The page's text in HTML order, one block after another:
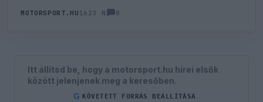
MOTORSPORT.HU 1623 N 0
Itt állítsd be, hogy a motorsport.hu hírei elsők
között jelenjenek meg a keresőben.
G KÖVETETT FORRÁS BEÁLLÍTÁSA